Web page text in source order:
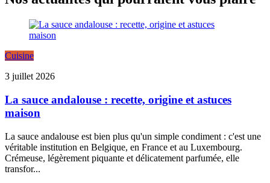
Cuisine
3 juillet 2026
La sauce andalouse : recette, origine et astuces
maison
La sauce andalouse est bien plus qu'un simple condiment : c'est une
véritable institution en Belgique, en France et au Luxembourg.
Crémeuse, légèrement piquante et délicatement parfumée, elle
transfor...